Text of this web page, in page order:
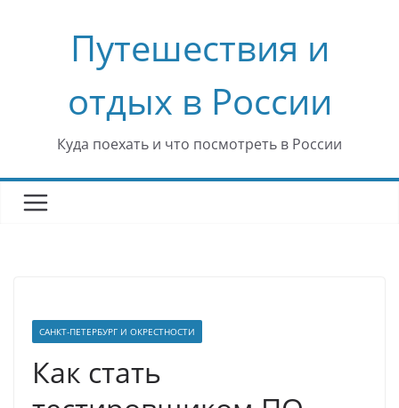
содержимомуПутешествия и
отдых в России
Куда поехать и что посмотреть в России
САНКТ-ПЕТЕРБУРГ И ОКРЕСТНОСТИ
Как стать